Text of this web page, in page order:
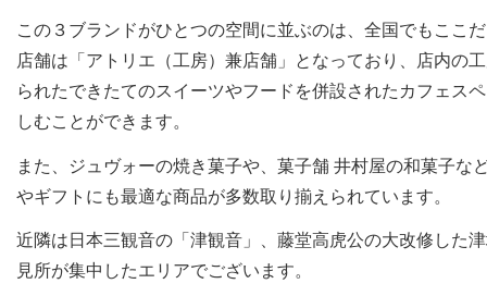
この３ブランドがひとつの空間に並ぶのは、全国でもここ
店舗は「アトリエ（工房）兼店舗」となっており、店内の
られたできたてのスイーツやフードを併設されたカフェス
しむことができます。
また、ジュヴォーの焼き菓子や、菓子舗 井村屋の和菓子な
やギフトにも最適な商品が多数取り揃えられています。
近隣は日本三観音の「津観音」、藤堂高虎公の大改修した
見所が集中したエリアでございます。